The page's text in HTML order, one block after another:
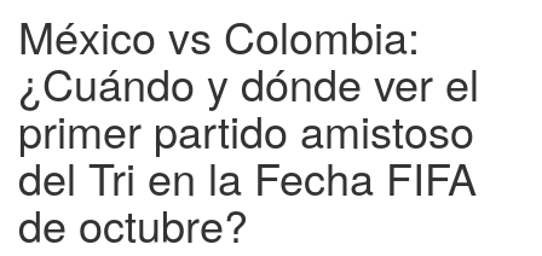
México vs Colombia:
¿Cuándo y dónde ver el
primer partido amistoso
del Tri en la Fecha FIFA
de octubre?